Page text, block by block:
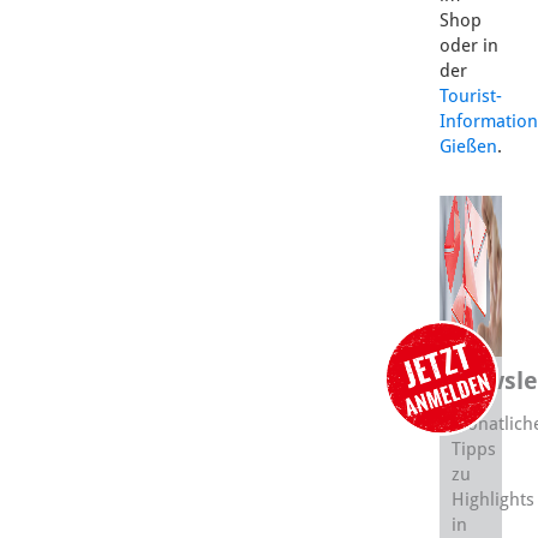
Shop
oder in
der
Tourist-
Information
Gießen.
Tipps
zu
Highlights
in